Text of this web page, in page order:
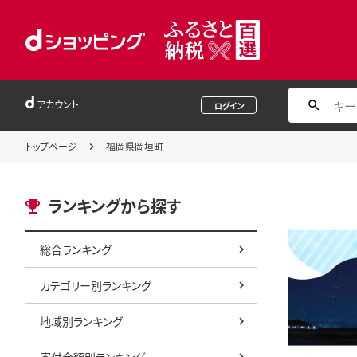
アカウント ログイン
トップページ 福岡県岡垣町
ランキングから探す
総合ランキング
カテゴリー別ランキング
地域別ランキング